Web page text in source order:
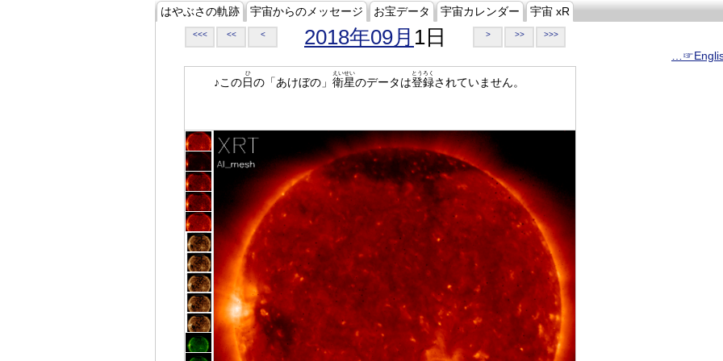
はやぶさの軌跡 宇宙からのメッセージ お宝データ 宇宙カレンダー 宇宙 xR
<<< << < 2018年09月 1日 > >> >>>
♪この日
ひ
の「あけぼの」 衛星
えいせい
のデータは登録
とうろく
されていません。